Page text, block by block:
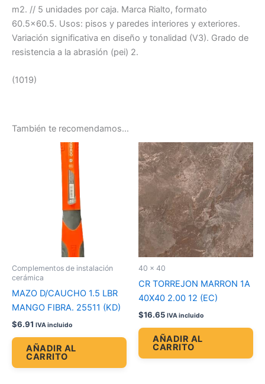
m2. // 5 unidades por caja. Marca Rialto, formato
60.5×60.5. Usos: pisos y paredes interiores y exteriores.
Variación significativa en diseño y tonalidad (V3). Grado de
resistencia a la abrasión (pei) 2.
(1019)
También te recomendamos…
Complementos de instalación
cerámica
MAZO D/CAUCHO 1.5 LBR
MANGO FIBRA. 25511 (KD)
$6.91 IVA incluido
AÑADIR AL
CARRITO
40 x 40
CR TORREJON MARRON 1A
40X40 2.00 12 (EC)
$16.65 IVA incluido
AÑADIR AL
CARRITO